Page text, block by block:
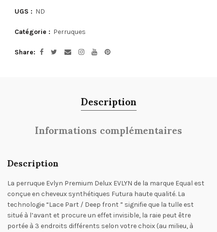
UGS : ND
Catégorie : Perruques
Share
Description
Informations complémentaires
Description
La perruque Evlyn Premium Delux EVLYN de la marque Equal est
conçue en cheveux synthétiques Futura haute qualité. La
technologie “Lace Part / Deep front ” signifie que la tulle est
situé à l’avant et procure un effet invisible, la raie peut être
portée à 3 endroits différents selon votre choix (au milieu, à